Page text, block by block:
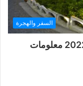
السفر والهجرة
السياحة في جورجيا .. الدليل الكامل 2022 معلومات